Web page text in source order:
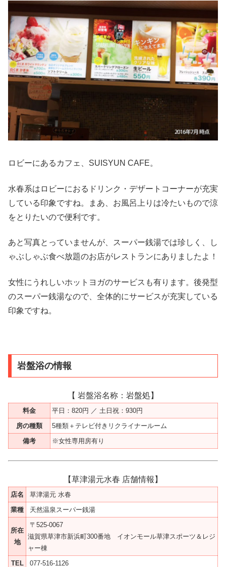
ロビーにあるカフェ、SUISYUN CAFE。
水春系はロビーにおるドリンク・デザートコーナーが充実
している印象ですね。まあ、お風呂上りは冷たいもので涼
をとりたいので便利です。
あと写真とっていませんが、スーパー銭湯では珍しく、し
ゃぶしゃぶ食べ放題のお店がレストランにありましたよ！
女性にうれしいホットヨガのサービスも有ります。後発型
のスーパー銭湯なので、全体的にサービスが充実している
印象ですね。
岩盤浴の情報
【 岩盤浴名称：岩盤処】
料金
平日：820円 ／ 土日祝：930円
房の種類
5種類＋テレビ付きリクライナールーム
備考
※女性専用房有り
【草津湯元水春 店舗情報】
店名
草津湯元 水春
業種
天然温泉スーパー銭湯
所在
地
〒525-0067
滋賀県草津市新浜町300番地 イオンモール草津スポーツ＆レジ
ャー棟
TEL
077-516-1126